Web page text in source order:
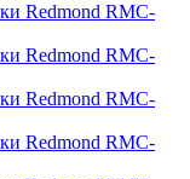
Redmond RMC-
Redmond RMC-
Redmond RMC-
Redmond RMC-